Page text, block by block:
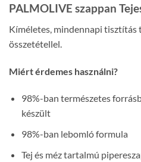
PALMOLIVE szappan
Kíméletes, mindennapi tisztítás
összetétellel.
Miért érdemes használni?
98%-ban természetes
készült
98%-ban lebomló formula
Tej és méz tartalmú